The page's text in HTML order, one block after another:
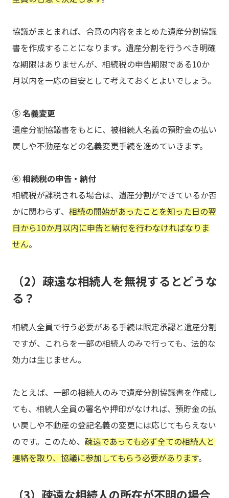
協議がまとまれば、合意の内容をまとめた遺産分割協議
書を作成することになります。遺産分割を行うべき明確
な期限はありませんが、相続税の申告期限である10か
月以内を一応の目安として考えておくとよいでしょう。
⑤ 名義変更
遺産分割協議書をもとに、被相続人名義の預貯金の払い
戻しや不動産などの名義変更手続を進めていきます。
⑥ 相続税の申告・納付
相続税が課税される場合は、遺産分割ができているか否
かに関わらず、 相続の開始があったことを知った日の翌
日から10か月以内に申告と納付を行わなければなりま
せん。
（2）疎遠な相続人を無視するとどうな
る？
相続人全員で行う必要がある手続は限定承認と遺産分割
ですが、これらを一部の相続人のみで行っても、法的な
効力は生じません。
たとえば、一部の相続人のみで遺産分割協議書を作成し
ても、相続人全員の署名や押印がなければ、預貯金の払
い戻しや不動産の登記名義の変更には応じてもらえない
のです。このため、 疎遠であっても必ず全ての相続人と
連絡を取り、協議に参加してもらう必要があります。
（3）疎遠な相続人の所在が不明の場合